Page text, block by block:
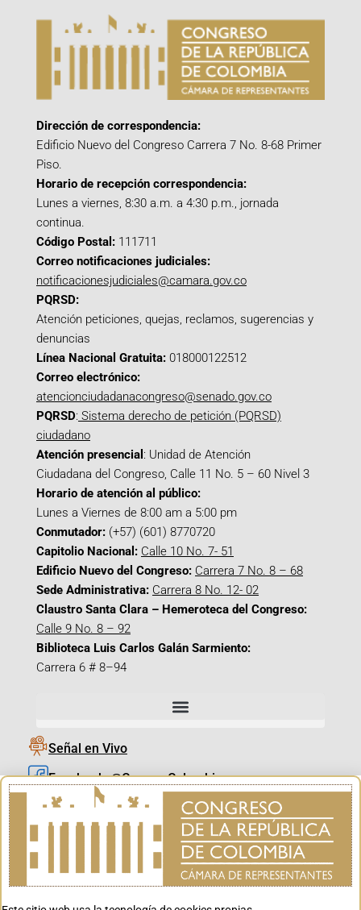
Dirección de correspondencia:
Edificio Nuevo del Congreso Carrera 7 No. 8-68 Primer
Piso.
Horario de recepción correspondencia:
Lunes a viernes, 8:30 a.m. a 4:30 p.m., jornada
continua.
Código Postal: 111711
Correo notificaciones judiciales:
notificacionesjudiciales@camara.gov.co
PQRSD:
Atención peticiones, quejas, reclamos, sugerencias y
denuncias
Línea Nacional Gratuita: 018000122512
Correo electrónico:
atencionciudadanacongreso@senado.gov.co
PQRSD: Sistema derecho de petición (PQRSD)
ciudadano
Atención presencial : Unidad de Atención
Ciudadana del Congreso, Calle 11 No. 5 – 60 Nivel 3
Horario de atención al público:
Lunes a Viernes de 8:00 am a 5:00 pm
Conmutador: (+57) (601) 8770720
Capitolio Nacional: Calle 10 No. 7- 51
Edificio Nuevo del Congreso: Carrera 7 No. 8 – 68
Sede Administrativa: Carrera 8 No. 12- 02
Claustro Santa Clara – Hemeroteca del Congreso:
Calle 9 No. 8 – 92
Biblioteca Luis Carlos Galán Sarmiento:
Carrera 6 # 8–94
Señal en Vivo
Facebook_@CamaraColombia
Instagram_@CamaraColombia
X_@CamaraColombia
Youtube_@CamaraColombia